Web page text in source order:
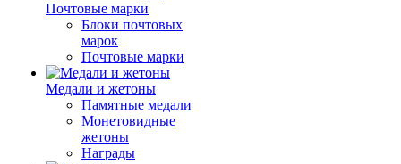
Почтовые марки
Блоки почтовых
марок
Почтовые марки
Медали и жетоны
Памятные медали
Монетовидные
жетоны
Награды